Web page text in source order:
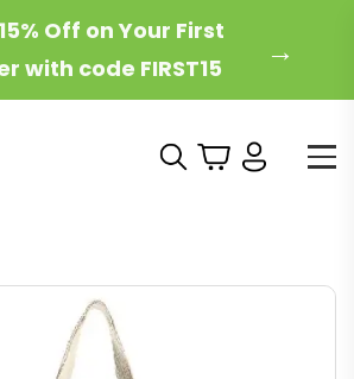
Off on Your First
with code FIRST15
→